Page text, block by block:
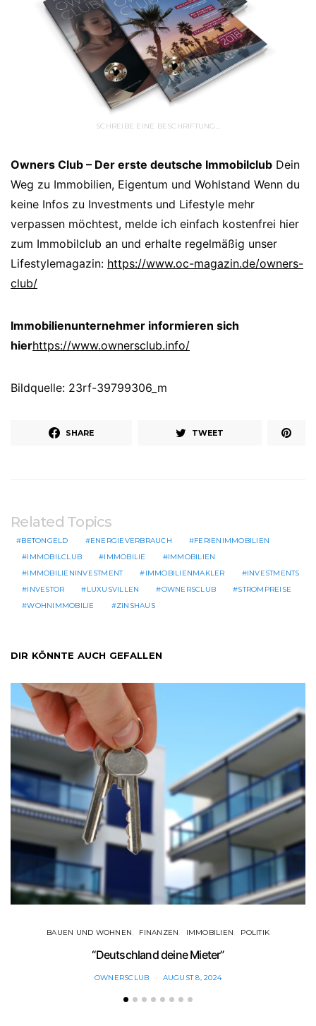
SCHREIBE EINE BESCHRIFTUNG…
Owners Club – Der erste deutsche Immobilclub Dein
Weg zu Immobilien, Eigentum und Wohlstand Wenn du
keine Infos zu Investments und Lifestyle mehr
verpassen möchtest, melde ich einfach kostenfrei hier
zum Immobilclub an und erhalte regelmäßig unser
Lifestylemagazin: https://www.oc-magazin.de/owners-
club/
Immobilienunternehmer informieren sich
hierhttps://www.ownersclub.info/
Bildquelle: 23rf-39799306_m
SHARE TWEET
Related Topics
BETONGELD ENERGIEVERBRAUCH
FERIENIMMOBILIEN
IMMOBILCLUB
IMMOBILIE
IMMOBILIEN
IMMOBILIENINVESTMENT
IMMOBILIENMAKLER
INVESTMENTS
INVESTOR
LUXUSVILLEN OWNERSCLUB
STROMPREISE
WOHNIMMOBILIE
ZINSHAUS
DIR KÖNNTE AUCH GEFALLEN
BAUEN UND WOHNEN FINANZEN IMMOBILIEN POLITIK
“Deutschland deine Mieter”
OWNERSCLUB AUGUST 8, 2024